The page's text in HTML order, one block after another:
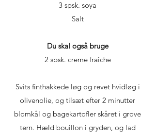
3 spsk. soya
Salt
Du skal også bruge
2 spsk. creme fraiche
Svits finthakkede løg og revet hvidløg i
olivenolie, og tilsæt efter 2 minutter
blomkål og bagekartofler skåret i grove
tern. Hæld bouillon i gryden, og lad